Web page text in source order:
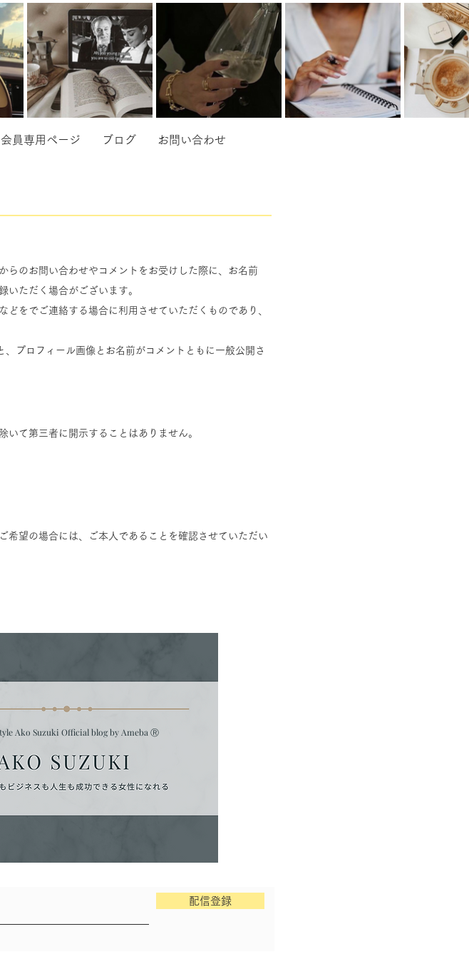
会員専用ページ ブログ お問い合わせ
らのお問い合わせやコメントをお受けした際に、お名前
いただく場合がございます。
をでご連絡する場合に利用させていただくものであり、
、プロフィール画像とお名前がコメントともに一般公開さ
いて第三者に開示することはありません。
希望の場合には、ご本人であることを確認させていただい
Ako Suzuki Official blog by Ameba Ⓡ
配信登録